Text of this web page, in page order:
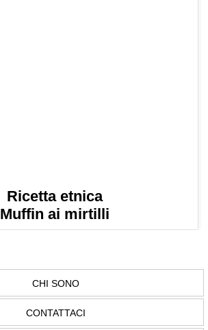
Ricetta etnica
Muffin ai mirtilli
CHI SONO
CONTATTACI